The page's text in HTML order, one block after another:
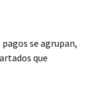
se agrupan,
que